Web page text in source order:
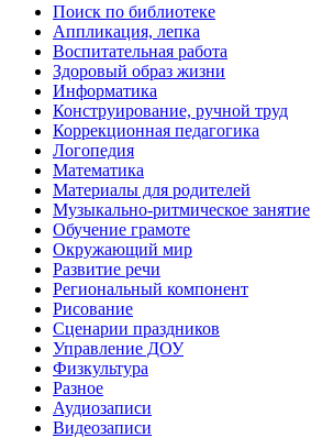
Поиск по библиотеке
Аппликация, лепка
Воспитательная работа
Здоровый образ жизни
Информатика
Конструирование, ручной труд
Коррекционная педагогика
Логопедия
Математика
Материалы для родителей
Музыкально-ритмическое занятие
Обучение грамоте
Окружающий мир
Развитие речи
Региональный компонент
Рисование
Сценарии праздников
Управление ДОУ
Физкультура
Разное
Аудиозаписи
Видеозаписи